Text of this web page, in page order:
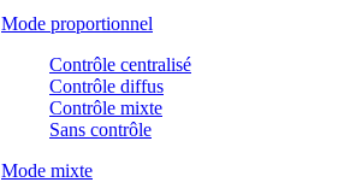
Mode proportionnel
Contrôle centralisé
Contrôle diffus
Contrôle mixte
Sans contrôle
Mode mixte